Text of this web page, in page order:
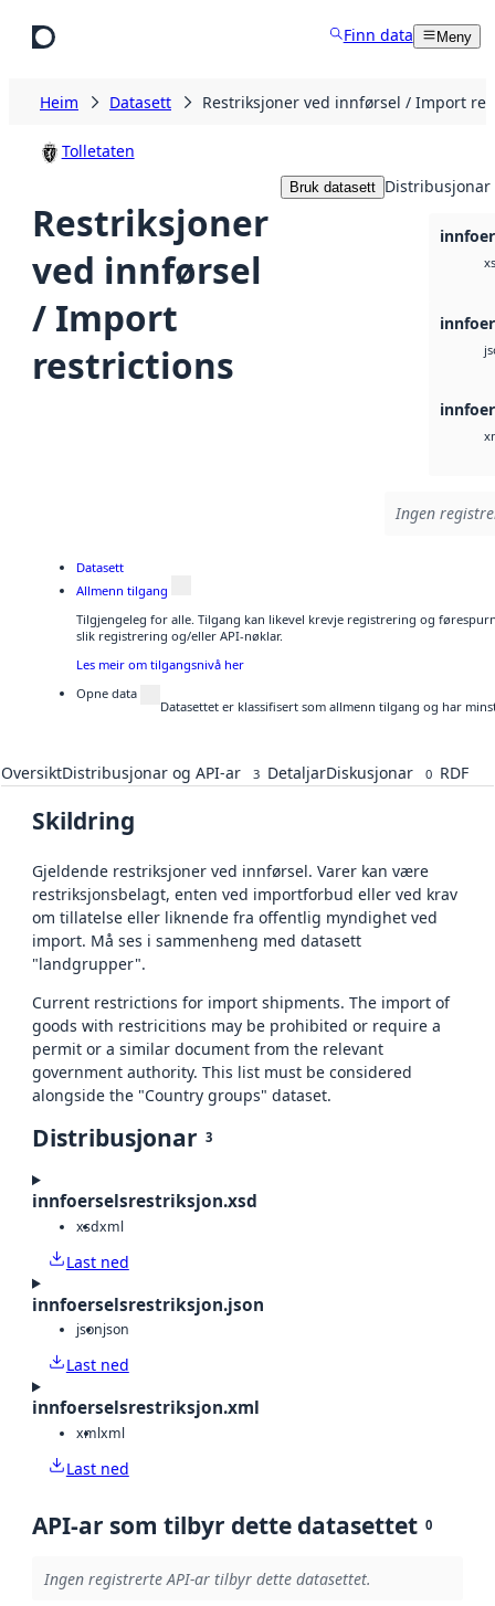
Finn data Meny
Heim Datasett Restriksjoner ved innførsel / Import
Tolletaten
Restriksjoner
ved innførsel
/ Import
restrictions
Bruk datasett Distribusjonar
Ingen
Datasett
Allmenn tilgang
Tilgjengeleg for alle. Tilgang kan likevel krevje registrering og
slik registrering og/eller API-nøklar.
Les meir om tilgangsnivå her
Opne data
Datasettet er klassifisert som allmenn tilgang og har
OversiktDistribusjonar og API-ar 3 DetaljarDiskusjonar 0 RDF
Skildring
Gjeldende restriksjoner ved innførsel. Varer kan være
restriksjonsbelagt, enten ved importforbud eller ved krav
om tillatelse eller liknende fra offentlig myndighet ved
import. Må ses i sammenheng med datasett
"landgrupper".
Current restrictions for import shipments. The import of
goods with restricitions may be prohibited or require a
permit or a similar document from the relevant
government authority. This list must be considered
alongside the "Country groups" dataset.
Distribusjonar 3
innfoerselsrestriksjon.xsd
xsdxml
Last ned
innfoerselsrestriksjon.json
jsonjson
Last ned
innfoerselsrestriksjon.xml
xmlxml
Last ned
API-ar som tilbyr dette datasettet 0
Ingen registrerte API-ar tilbyr dette datasettet.